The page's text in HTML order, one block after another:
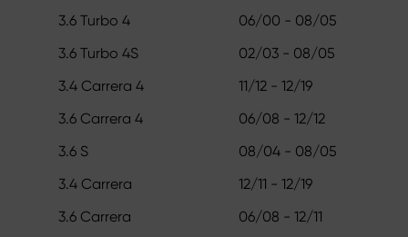
3.6 Turbo 4
06/00 - 08/05
3.6 Turbo 4S
02/03 - 08/05
3.4 Carrera 4
11/12 - 12/19
3.6 Carrera 4
06/08 - 12/12
3.6 S
08/04 - 08/05
3.4 Carrera
12/11 - 12/19
3.6 Carrera
06/08 - 12/11